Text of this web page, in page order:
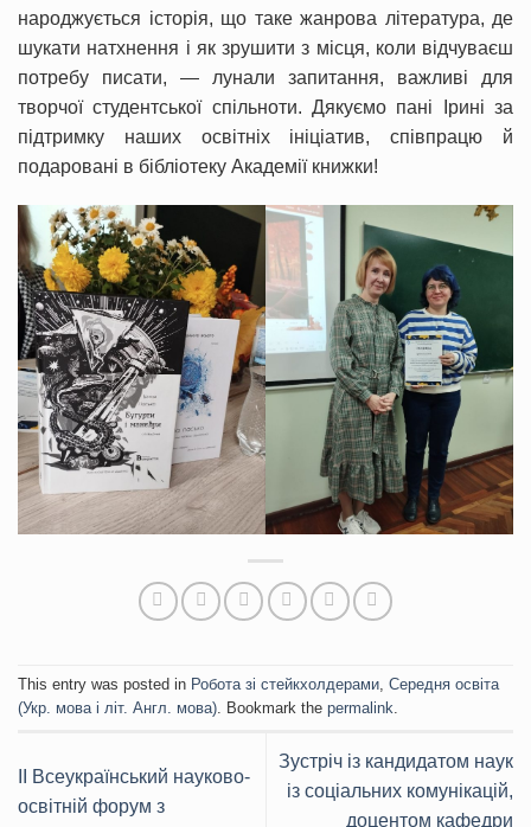
народжується історія, що таке жанрова література, де
шукати натхнення і як зрушити з місця, коли відчуваєш
потребу писати, — лунали запитання, важливі для
творчої студентської спільноти. Дякуємо пані Ірині за
підтримку наших освітніх ініціатив, співпрацю й
подаровані в бібліотеку Академії книжки!
This entry was posted in Робота зі стейкхолдерами, Середня освіта
(Укр. мова і літ. Англ. мова). Bookmark the permalink.
ІІ Всеукраїнський науково-
освітній форум з
Зустріч із кандидатом наук
із соціальних комунікацій,
доцентом кафедри